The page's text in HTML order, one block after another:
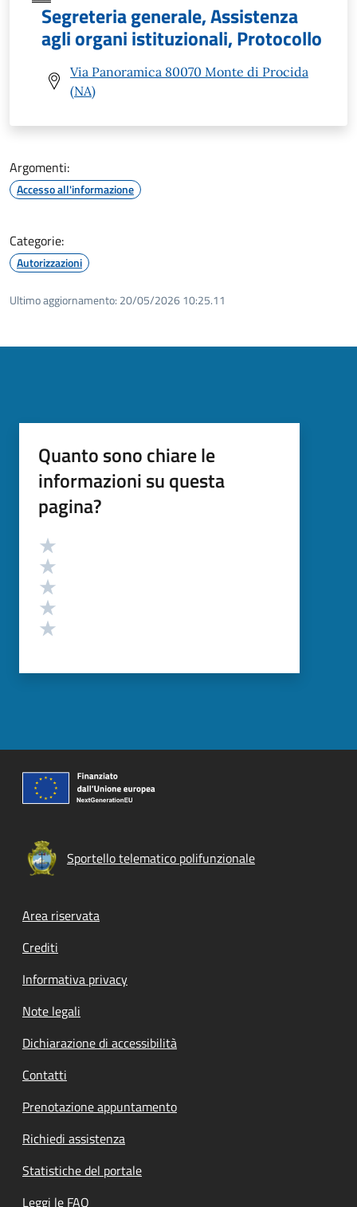
Segreteria generale, Assistenza
agli organi istituzionali, Protocollo
Via Panoramica 80070 Monte di Procida
(NA)
Argomenti:
Accesso all'informazione
Categorie:
Autorizzazioni
Ultimo aggiornamento: 20/05/2026 10:25.11
Quanto sono chiare le
informazioni su questa
pagina?
Valutazione
Sportello telematico polifunzionale
Footer menu
Area riservata
Crediti
Informativa privacy
Note legali
Dichiarazione di accessibilità
Contatti
Prenotazione appuntamento
Richiedi assistenza
Statistiche del portale
Leggi le FAQ